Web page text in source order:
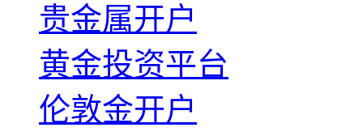
贵金属开户
黄金投资平台
伦敦金开户